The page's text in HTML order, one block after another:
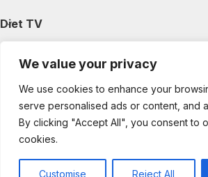
We value your privacy
We use cookies to enhance your
serve personalised ads or content, and
By clicking "Accept All", you consent to
cookies.
Customise Reject All
Diet TV
Κατηγορίες Άρθρων
Ακολουθήστε μας
Copyright © 2025 DietTV. All Rights
development by web-
0